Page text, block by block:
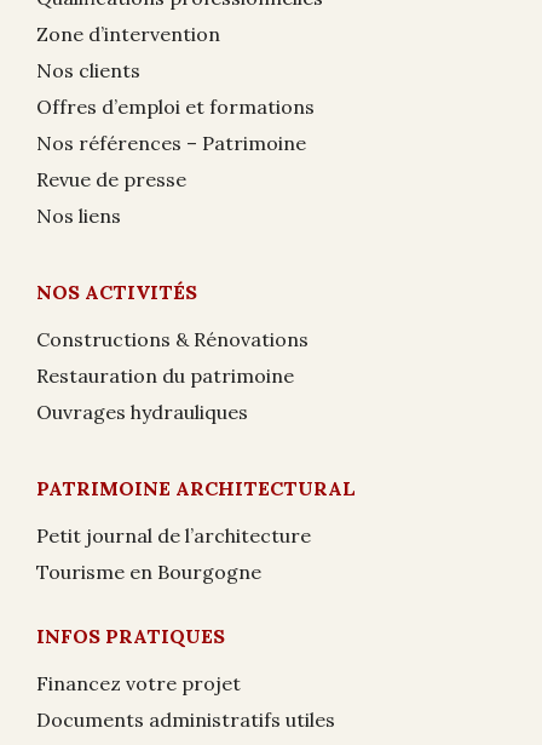
Zone d’intervention
Nos clients
Offres d’emploi et formations
Nos références – Patrimoine
Revue de presse
Nos liens
NOS ACTIVITÉS
Constructions & Rénovations
Restauration du patrimoine
Ouvrages hydrauliques
PATRIMOINE ARCHITECTURAL
Petit journal de l’architecture
Tourisme en Bourgogne
INFOS PRATIQUES
Financez votre projet
Documents administratifs utiles